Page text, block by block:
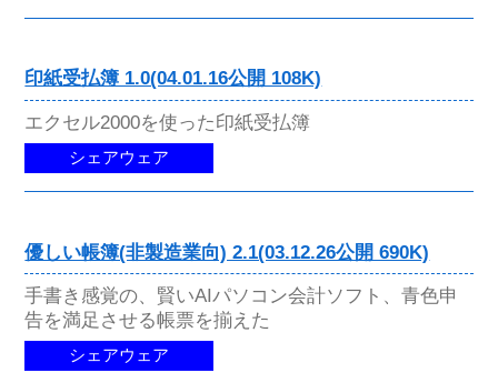
印紙受払簿 1.0(04.01.16公開 108K)
エクセル2000を使った印紙受払簿
シェアウェア
優しい帳簿(非製造業向) 2.1(03.12.26公開 690K)
手書き感覚の、賢いAIパソコン会計ソフト、青色申
告を満足させる帳票を揃えた
シェアウェア